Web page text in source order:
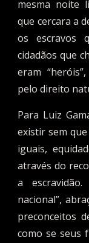
mesma noite
que cercara a
os escravos
cidadãos que
eram
pelo direito
Para Luiz
existir sem
iguais,
através do
a
nacional”,
preconceitos
como se seus